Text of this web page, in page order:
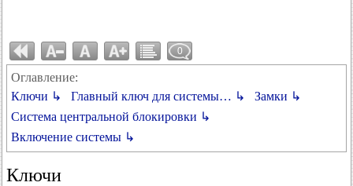
0
Оглавление:
Ключи ↳
Главный ключ для системы… ↳
Замки ↳
Система центральной блокировки ↳
Включение системы ↳
Ключи